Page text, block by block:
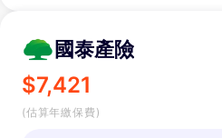
國泰產險
$7,421
(估算年繳保費)